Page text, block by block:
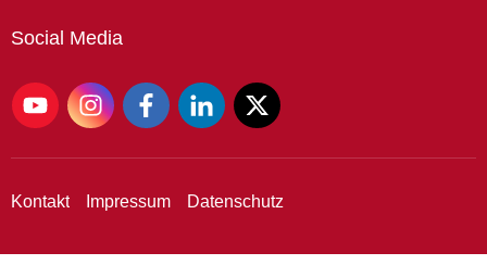
Social Media
Kontakt Impressum Datenschutz